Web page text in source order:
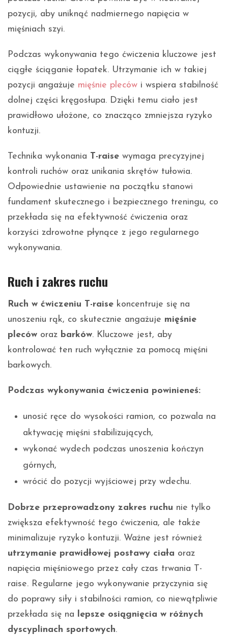
pozycji, aby uniknąć nadmiernego napięcia w
mięśniach szyi.
Podczas wykonywania tego ćwiczenia kluczowe jest
ciągłe ściąganie łopatek. Utrzymanie ich w takiej
pozycji angażuje mięśnie pleców i wspiera stabilność
dolnej części kręgosłupa. Dzięki temu ciało jest
prawidłowo ułożone, co znacząco zmniejsza ryzyko
kontuzji.
Technika wykonania T-raise wymaga precyzyjnej
kontroli ruchów oraz unikania skrętów tułowia.
Odpowiednie ustawienie na początku stanowi
fundament skutecznego i bezpiecznego treningu, co
przekłada się na efektywność ćwiczenia oraz
korzyści zdrowotne płynące z jego regularnego
wykonywania.
Ruch i zakres ruchu
Ruch w ćwiczeniu T-raise koncentruje się na
unoszeniu rąk, co skutecznie angażuje mięśnie
pleców oraz barków. Kluczowe jest, aby
kontrolować ten ruch wyłącznie za pomocą mięśni
barkowych.
Podczas wykonywania ćwiczenia powinieneś:
unosić ręce do wysokości ramion, co pozwala na
aktywację mięśni stabilizujących,
wykonać wydech podczas unoszenia kończyn
górnych,
wrócić do pozycji wyjściowej przy wdechu.
Dobrze przeprowadzony zakres ruchu nie tylko
zwiększa efektywność tego ćwiczenia, ale także
minimalizuje ryzyko kontuzji. Ważne jest również
utrzymanie prawidłowej postawy ciała oraz
napięcia mięśniowego przez cały czas trwania T-
raise. Regularne jego wykonywanie przyczynia się
do poprawy siły i stabilności ramion, co niewątpliwie
przekłada się na lepsze osiągnięcia w różnych
dyscyplinach sportowych.